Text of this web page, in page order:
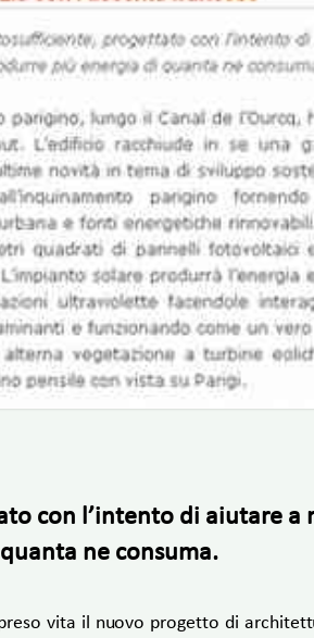
con l’intento di aiutare a
ne consuma.
vita il nuovo progetto di